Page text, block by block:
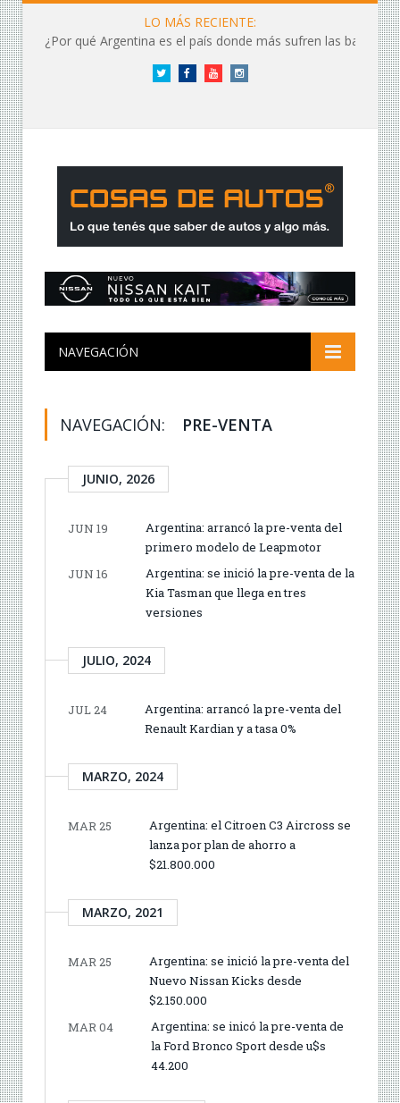
LO MÁS RECIENTE:
¿Por qué Argentina es el país donde más sufren las baterías?
Twitter FacebookYouTubeInstagram
NAVEGACIÓN
NAVEGACIÓN: PRE-VENTA
JUNIO, 2026
JUN 19
Argentina: arrancó la pre-venta del
primero modelo de Leapmotor
JUN 16
Argentina: se inició la pre-venta de la
Kia Tasman que llega en tres
versiones
JULIO, 2024
JUL 24
Argentina: arrancó la pre-venta del
Renault Kardian y a tasa 0%
MARZO, 2024
MAR 25
Argentina: el Citroen C3 Aircross se
lanza por plan de ahorro a
$21.800.000
MARZO, 2021
MAR 25
Argentina: se inició la pre-venta del
Nuevo Nissan Kicks desde
$2.150.000
MAR 04
Argentina: se inicó la pre-venta de
la Ford Bronco Sport desde u$s
44.200